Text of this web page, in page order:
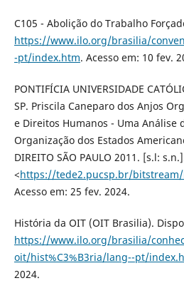
C105 - Abolição do Trabalho
https://www.ilo.org/brasilia/
-pt/index.htm. Acesso em: 10 fev.
PONTIFÍCIA UNIVERSIDADE
SP. Priscila Caneparo dos Anjos
e Direitos Humanos - Uma Análise
Organização dos Estados
DIREITO SÃO PAULO 2011. [s.l:
<https://tede2.pucsp.br/bitstream/
Acesso em: 25 fev. 2024.
História da OIT (OIT Brasilia).
https://www.ilo.org/brasilia/
oit/hist%C3%B3ria/lang--pt/
2024.